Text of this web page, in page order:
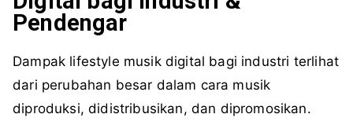
Pendengar
Dampak lifestyle musik digital bagi industri terlihat
dari perubahan besar dalam cara musik
diproduksi, didistribusikan, dan dipromosikan.